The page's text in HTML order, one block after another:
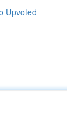
Upvoted